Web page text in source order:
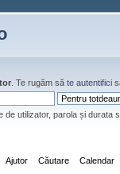
. Te rugăm săte autentifici
de utilizator, parola și durata
Ajutor Căutare Calendar